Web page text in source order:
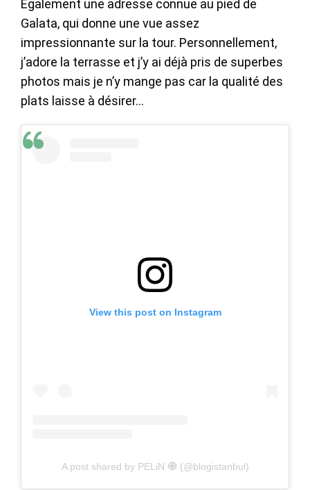
Également une adresse connue au pied de
Galata, qui donne une vue assez
impressionnante sur la tour. Personnellement,
j’adore la terrasse et j’y ai déjà pris de superbes
photos mais je n’y mange pas car la qualité des
plats laisse à désirer…
View this post on Instagram
A post shared by PELiN 🧿 (@blogistanbul)